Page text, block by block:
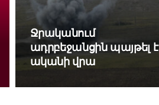
Ջրականում
ադրբեջանցին պայթել է
ականի վրա